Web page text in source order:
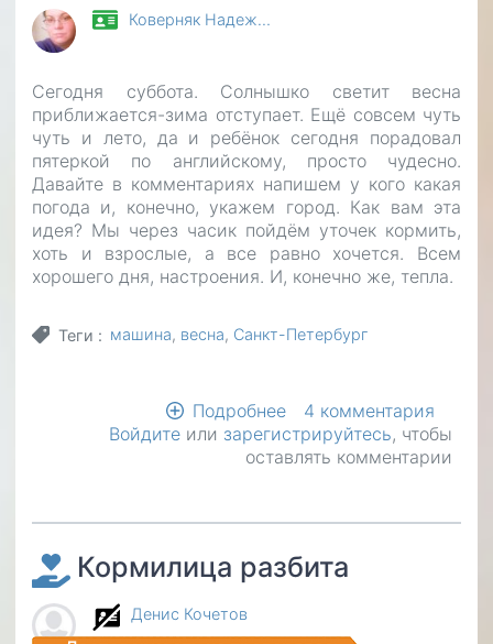
Коверняк Надеж…
Сегодня суббота. Солнышко светит весна
приближается-зима отступает. Ещё совсем чуть
чуть и лето, да и ребёнок сегодня порадовал
пятеркой по английскому, просто чудесно.
Давайте в комментариях напишем у кого какая
погода и, конечно, укажем город. Как вам эта
идея? Мы через часик пойдём уточек кормить,
хоть и взрослые, а все равно хочется. Всем
хорошего дня, настроения. И, конечно же, тепла.
Теги машина весна Санкт-Петербург
Подробнее
Какой
прекрасный
4 комментария
Войдите или зарегистрируйтесь, чтобы
оставлять комментарии
Кормилица разбита
Денис Кочетов